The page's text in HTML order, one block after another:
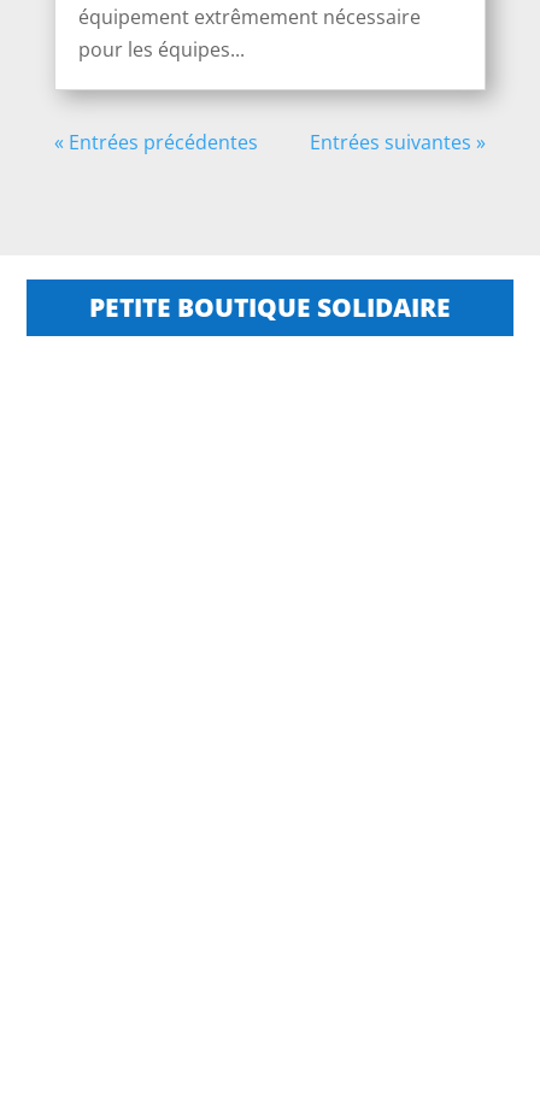
équipement extrêmement nécessaire
pour les équipes...
« Entrées précédentes Entrées suivantes »
PETITE BOUTIQUE SOLIDAIRE